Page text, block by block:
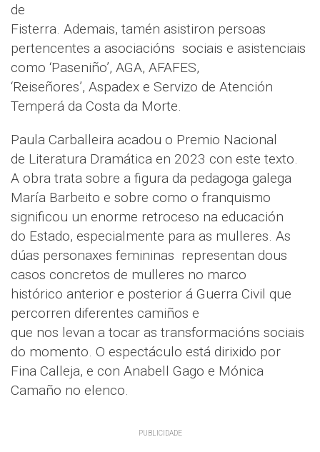
de
Fisterra. Ademais, tamén asistiron persoas
pertencentes a asociacións sociais e asistenciais
como ‘Paseniño’, AGA, AFAFES,
‘Reiseñores’, Aspadex e Servizo de Atención
Temperá da Costa da Morte.
Paula Carballeira acadou o Premio Nacional
de Literatura Dramática en 2023 con este texto.
A obra trata sobre a figura da pedagoga galega
María Barbeito e sobre como o franquismo
significou un enorme retroceso na educación
do Estado, especialmente para as mulleres. As
dúas personaxes femininas representan dous
casos concretos de mulleres no marco
histórico anterior e posterior á Guerra Civil que
percorren diferentes camiños e
que nos levan a tocar as transformacións sociais
do momento. O espectáculo está dirixido por
Fina Calleja, e con Anabell Gago e Mónica
Camaño no elenco.